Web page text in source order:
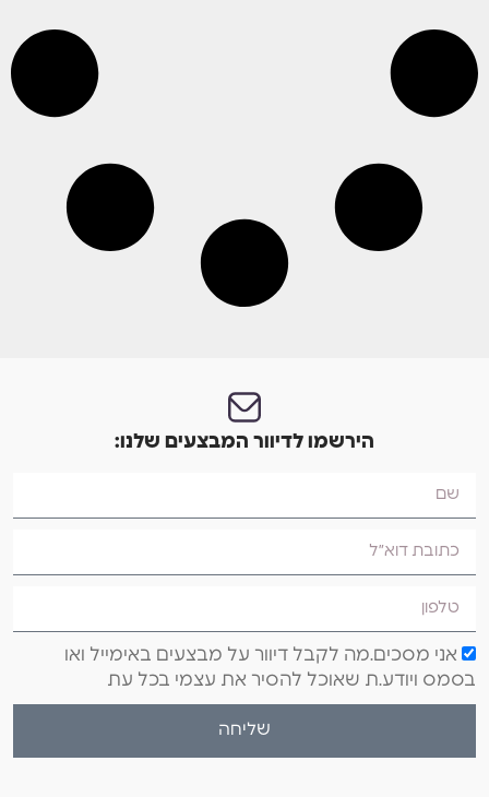
הירשמו לדיוור המבצעים שלנו:
אני מסכים.מה לקבל דיוור על מבצעים באימייל ואו
בסמס ויודע.ת שאוכל להסיר את עצמי בכל עת
שליחה